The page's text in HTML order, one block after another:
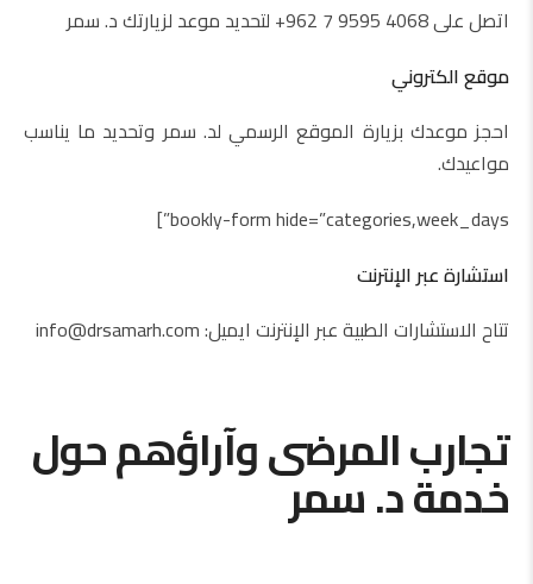
اتصل على 4068 9595 7 962+ لتحديد موعد لزيارتك د. سمر
موقع الكتروني
احجز موعدك بزيارة الموقع الرسمي لد. سمر وتحديد ما يناسب
مواعيدك.
bookly-form hide=”categories,week_days”]
استشارة عبر الإنترنت
تتاح الاستشارات الطبية عبر الإنترنت ايميل:info@drsamarh.com
تجارب المرضى وآراؤهم حول
خدمة د. سمر